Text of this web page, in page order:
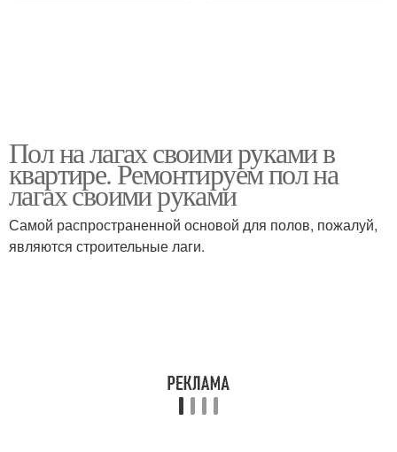
Пол на лагах своими руками в
квартире. Ремонтируем пол на
лагах своими руками
Самой распространенной основой для полов, пожалуй,
являются строительные лаги.